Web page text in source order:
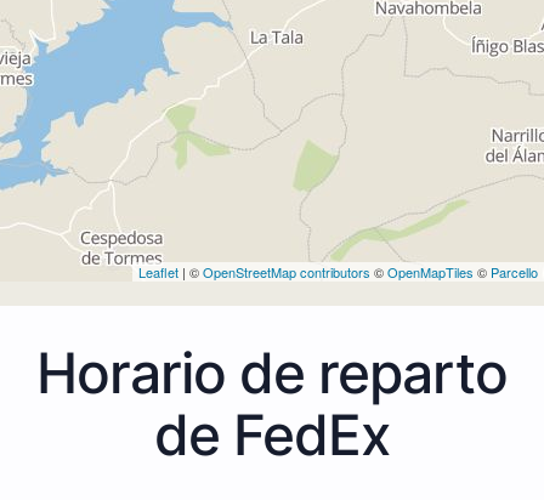
Leaflet | ©OpenStreetMap contributors ©OpenMapTiles © Parcello
Horario de reparto
de FedEx